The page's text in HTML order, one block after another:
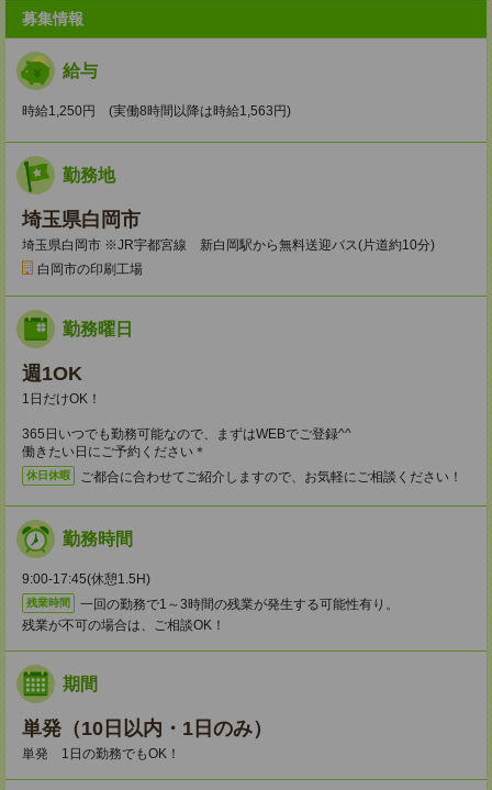
募集情報
給与
時給1,250円 (実働8時間以降は時給1,563円)
勤務地
埼玉県白岡市
埼玉県白岡市 ※JR宇都宮線 新白岡駅から無料送迎バス(片道約10分)
白岡市の印刷工場
勤務曜日
週1OK
1日だけOK！
365日いつでも勤務可能なので、まずはWEBでご登録^^
働きたい日にご予約ください＊
休日休暇 ご都合に合わせてご紹介しますので、お気軽にご相談ください！
勤務時間
9:00-17:45(休憩1.5H)
残業時間
一回の勤務で1～3時間の残業が発生する可能性有り。
残業が不可の場合は、ご相談OK！
期間
単発（10日以内・1日のみ）
単発 1日の勤務でもOK！